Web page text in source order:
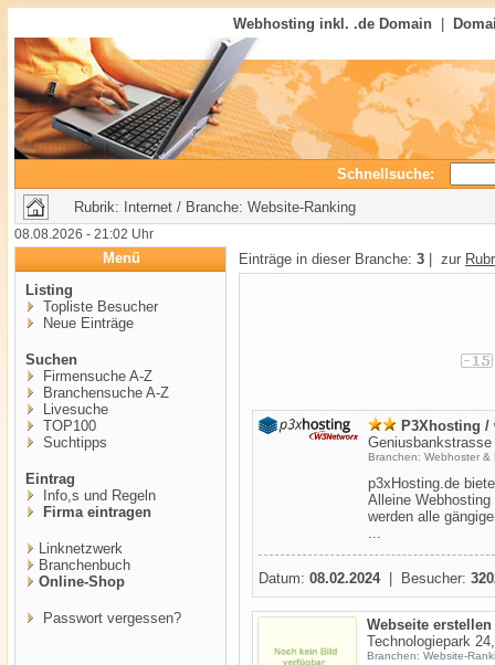
Webhosting inkl. .de Domain
Schnellsuche:
Rubrik: Internet / Branche: Website-Ranking
08.08.2026 - 21:02 Uhr
Menü
Listing
Topliste Besucher
Neue Einträge
Suchen
Firmensuche A-Z
Branchensuche A-Z
Livesuche
TOP100
Suchtipps
Eintrag
Info,s und Regeln
Firma eintragen
Linknetzwerk
Branchenbuch
Online-Shop
Passwort vergessen?
Einträge in dieser Branche: 3 | zur
P3Xhosting /
Branchen: Webhoster &
p3xHosting.de
Alleine
werden alle
...
Datum: 08.02.2024| Besucher:
Webseite
Technologiepark
Branchen: Website-